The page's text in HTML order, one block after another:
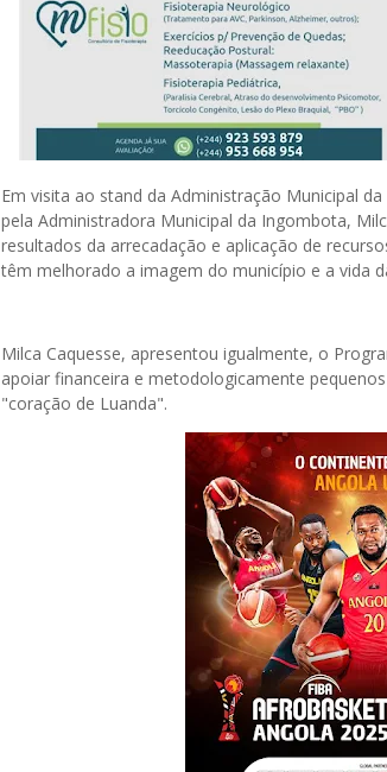
‎Em visita ao stand da Administração Municipal
pela Administradora Municipal da Ingombota,
resultados da arrecadação e aplicação de
têm melhorado a imagem do município e a vida
‎Milca Caquesse, apresentou igualmente, o
apoiar financeira e metodologicamente
"coração de Luanda".